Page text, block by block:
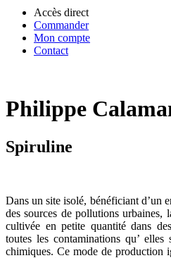
Accès direct
Commander
Mon compte
Contact
Philippe
Spiruline
Dans un site isolé, bénéficiant d’un
des sources de pollutions
cultivée en petite quantité dans
toutes les contaminations qu’ elles
chimiques. Ce mode de production